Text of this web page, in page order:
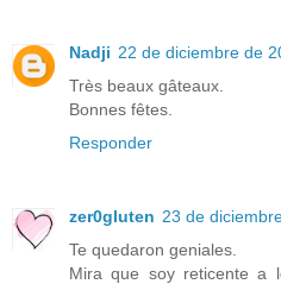
Nadji 22 de diciembre de
Très beaux gâteaux.
Bonnes fêtes.
Responder
zer0gluten 23 de
Te quedaron geniales.
Mira que soy reticente a